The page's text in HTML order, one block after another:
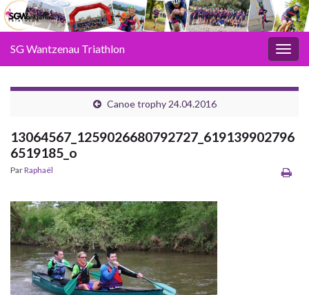
SG Wantzenau Triathlon
Canoe trophy 24.04.2016
13064567_1259026680792727_619139902796
6519185_o
ParRaphaël